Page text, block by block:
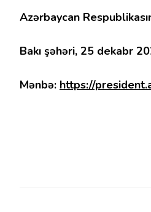
Azərbaycan
Bakı şəhəri, 25 dekabr
Mənbə: https://